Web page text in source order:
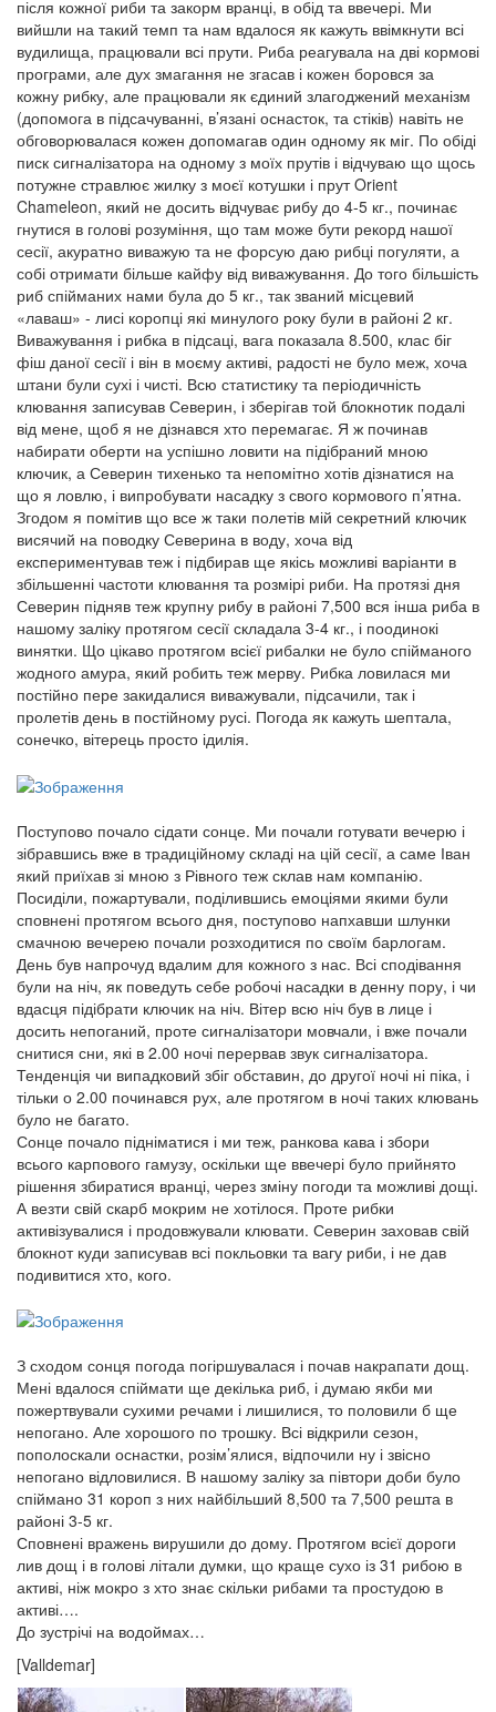
після кожної риби та закорм вранці, в обід та ввечері. Ми
вийшли на такий темп та нам вдалося як кажуть ввімкнути всі
вудилища, працювали всі прути. Риба реагувала на дві кормові
програми, але дух змагання не згасав і кожен боровся за
кожну рибку, але працювали як єдиний злагоджений механізм
(допомога в підсачуванні, в’язані оснасток, та стіків) навіть не
обговорювалася кожен допомагав один одному як міг. По обіді
писк сигналізатора на одному з моїх прутів і відчуваю що щось
потужне стравлює жилку з моєї котушки і прут Orient
Chameleon, який не досить відчуває рибу до 4-5 кг., починає
гнутися в голові розуміння, що там може бути рекорд нашої
сесії, акуратно виважую та не форсую даю рибці погуляти, а
собі отримати більше кайфу від виважування. До того більшість
риб спійманих нами була до 5 кг., так званий місцевий
«лаваш» - лисі коропці які минулого року були в районі 2 кг.
Виважування і рибка в підсаці, вага показала 8.500, клас біг
фіш даної сесії і він в моєму активі, радості не було меж, хоча
штани були сухі і чисті. Всю статистику та періодичність
клювання записував Северин, і зберігав той блокнотик подалі
від мене, щоб я не дізнався хто перемагає. Я ж починав
набирати оберти на успішно ловити на підібраний мною
ключик, а Северин тихенько та непомітно хотів дізнатися на
що я ловлю, і випробувати насадку з свого кормового п’ятна.
Згодом я помітив що все ж таки полетів мій секретний ключик
висячий на поводку Северина в воду, хоча від
експериментував теж і підбирав ще якісь можливі варіанти в
збільшенні частоти клювання та розмірі риби. На протязі дня
Северин підняв теж крупну рибу в районі 7,500 вся інша риба в
нашому заліку протягом сесії складала 3-4 кг., і поодинокі
винятки. Що цікаво протягом всієї рибалки не було спійманого
жодного амура, який робить теж мерву. Рибка ловилася ми
постійно пере закидалися виважували, підсачили, так і
пролетів день в постійному русі. Погода як кажуть шептала,
сонечко, вітерець просто ідилія.
Поступово почало сідати сонце. Ми почали готувати вечерю і
зібравшись вже в традиційному складі на цій сесії, а саме Іван
який приїхав зі мною з Рівного теж склав нам компанію.
Посиділи, пожартували, поділившись емоціями якими були
сповнені протягом всього дня, поступово напхавши шлунки
смачною вечерею почали розходитися по своїм барлогам.
День був напрочуд вдалим для кожного з нас. Всі сподівання
були на ніч, як поведуть себе робочі насадки в денну пору, і чи
вдасця підібрати ключик на ніч. Вітер всю ніч був в лице і
досить непоганий, проте сигналізатори мовчали, і вже почали
снитися сни, які в 2.00 ночі перервав звук сигналізатора.
Тенденція чи випадковий збіг обставин, до другої ночі ні піка, і
тільки о 2.00 починався рух, але протягом в ночі таких клювань
було не багато.
Сонце почало підніматися і ми теж, ранкова кава і збори
всього карпового гамузу, оскільки ще ввечері було прийнято
рішення збиратися вранці, через зміну погоди та можливі дощі.
А везти свій скарб мокрим не хотілося. Проте рибки
активізувалися і продовжували клювати. Северин заховав свій
блокнот куди записував всі покльовки та вагу риби, і не дав
подивитися хто, кого.
З сходом сонця погода погіршувалася і почав накрапати дощ.
Мені вдалося спіймати ще декілька риб, і думаю якби ми
пожертвували сухими речами і лишилися, то половили б ще
непогано. Але хорошого по трошку. Всі відкрили сезон,
пополоскали оснастки, розім’ялися, відпочили ну і звісно
непогано відловилися. В нашому заліку за півтори доби було
спіймано 31 короп з них найбільший 8,500 та 7,500 решта в
районі 3-5 кг.
Сповнені вражень вирушили до дому. Протягом всієї дороги
лив дощ і в голові літали думки, що краще сухо із 31 рибою в
активі, ніж мокро з хто знає скільки рибами та простудою в
активі….
До зустрічі на водоймах…
[Valldemar]